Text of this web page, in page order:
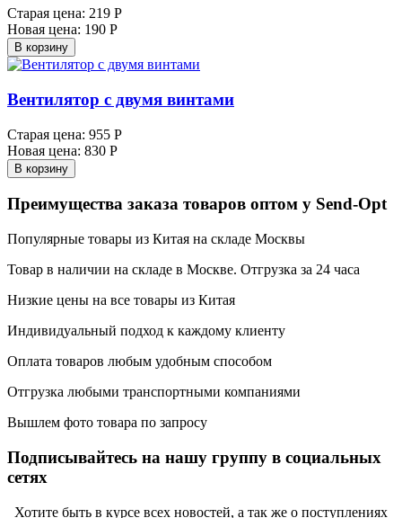
Старая цена: 219 Р
Новая цена: 190 Р
В корзину
Вентилятор с двумя винтами
Старая цена: 955 Р
Новая цена: 830 Р
В корзину
Преимущества заказа товаров оптом у Send-Opt
Популярные товары из Китая на складе Москвы
Товар в наличии на складе в Москве. Отгрузка за 24 часа
Низкие цены на все товары из Китая
Индивидуальный подход к каждому клиенту
Оплата товаров любым удобным способом
Отгрузка любыми транспортными компаниями
Вышлем фото товара по запросу
Подписывайтесь на нашу группу в социальных
сетях
Хотите быть в курсе всех новостей, а так же о поступлениях